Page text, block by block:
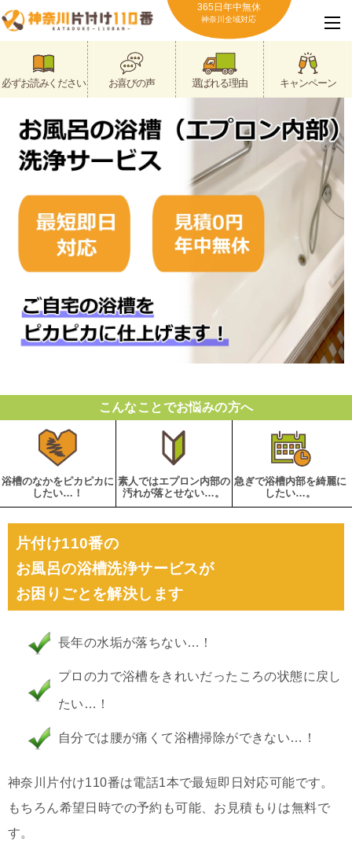
365日年中無休
神奈川全域対応
必ずお読みください お喜びの声 選ばれる理由 キャンペーン
こんなことでお悩みの方へ
浴槽のなかをピカピカに
したい…！
素人ではエプロン内部の
汚れが落とせない…。
急ぎで浴槽内部を綺麗に
したい…。
片付け110番の
お風呂の浴槽洗浄サービスが
お困りごとを解決します
長年の水垢が落ちない…！
プロの力で浴槽をきれいだったころの状態に戻し
たい…！
自分では腰が痛くて浴槽掃除ができない…！
神奈川片付け110番は電話1本で最短即日対応可能です。
もちろん希望日時での予約も可能、お見積もりは無料で
す。